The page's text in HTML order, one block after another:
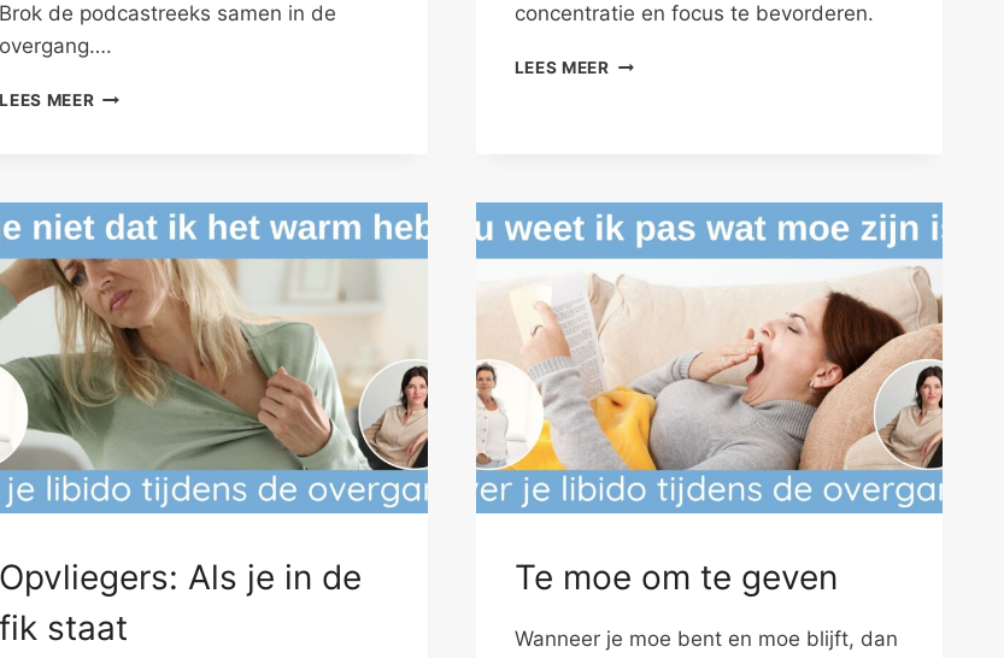
Brok de podcastreeks samen in de
overgang….
LEES MEERWEL
SNAPPIE?
concentratie en focus te bevorderen.
LEES MEERCONCENTRATIEVERLIES
Opvliegers: Als je in de
fik staat
Te moe om te geven
Wanneer je moe bent en moe blijft, dan